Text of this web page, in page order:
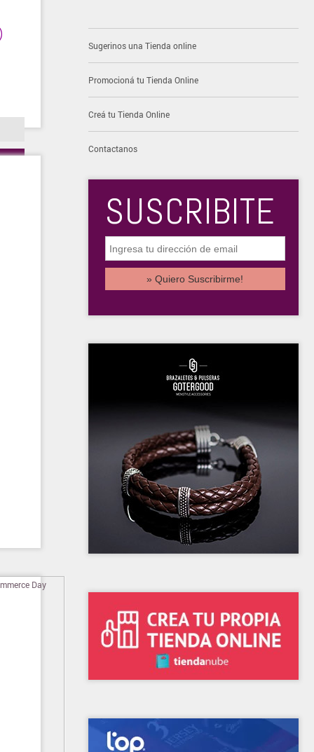
Sugerinos una Tienda online
Promocioná tu Tienda Online
Creá tu Tienda Online
Contactanos
SUSCRIBITE